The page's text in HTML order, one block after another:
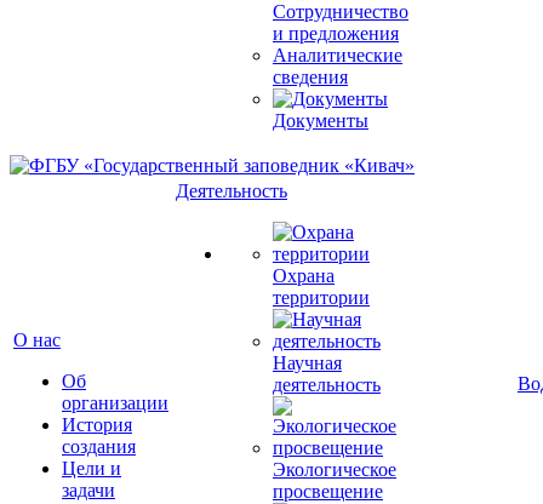
Сотрудничество
и предложения
Аналитические
сведения
Документы
О нас
Об
организации
История
создания
Цели и
задачи
Деятельность
Охрана
территории
Научная
деятельность
Экологическое
просвещение